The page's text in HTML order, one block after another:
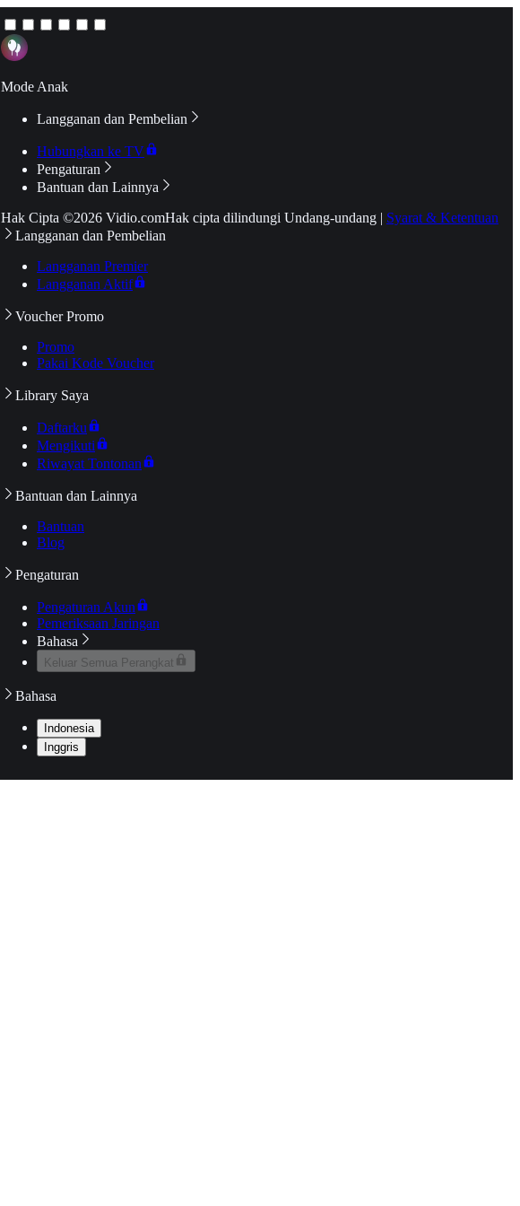
Mode Anak
Langganan dan Pembelian
Hubungkan ke TV
Pengaturan
Bantuan dan Lainnya
Hak Cipta ©2026 Vidio.comHak cipta dilindungi Undang-undang | Syarat & Ketentuan
Langganan dan Pembelian
Langganan Premier
Langganan Aktif
Voucher Promo
Promo
Pakai Kode Voucher
Library Saya
Daftarku
Mengikuti
Riwayat Tontonan
Bantuan dan Lainnya
Bantuan
Blog
Pengaturan
Pengaturan Akun
Pemeriksaan Jaringan
Bahasa
Keluar Semua Perangkat
Bahasa
Indonesia
Inggris